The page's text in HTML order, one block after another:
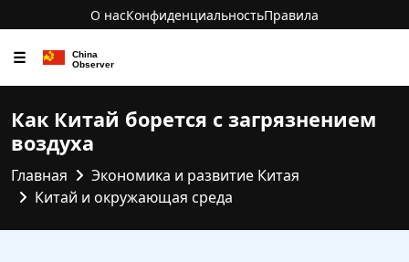
О насКонфиденциальностьПравила
☰
Как Китай борется с загрязнением
воздуха
Главная
Экономика и развитие Китая
Китай и окружающая среда